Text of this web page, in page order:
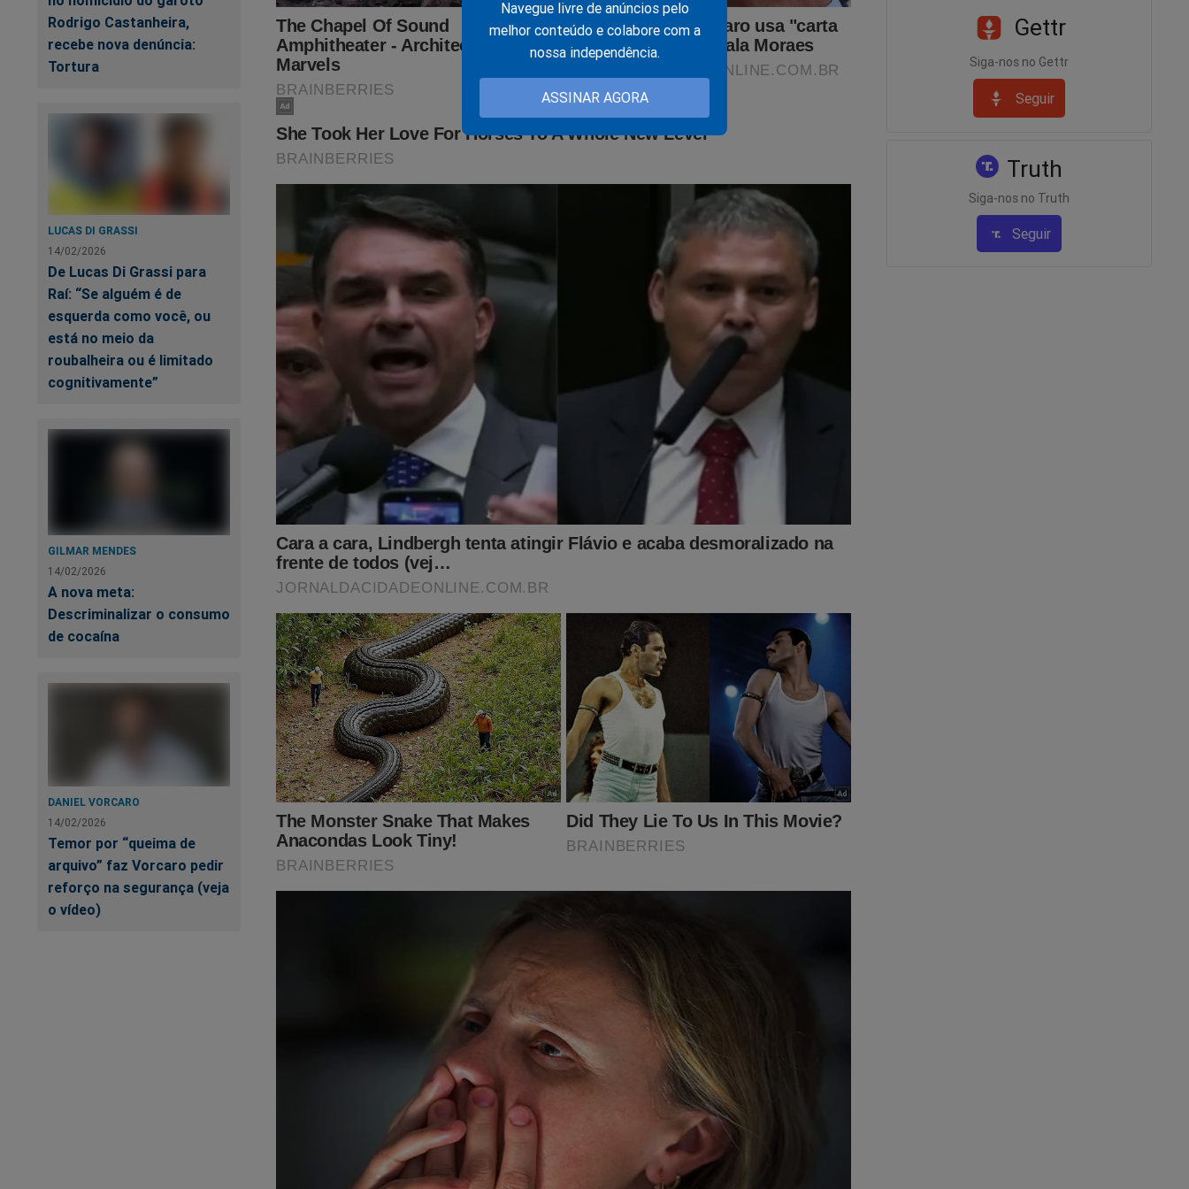
Navegue livre de anúncios pelo
melhor conteúdo e colabore com a
nossa independência.
ASSINAR AGORA
Rodrigo Castanheira,
recebe nova denúncia:
Tortura
LUCAS DI GRASSI
14/02/2026
De Lucas Di Grassi para
Raí: “Se alguém é de
esquerda como você, ou
está no meio da
roubalheira ou é limitado
cognitivamente”
GILMAR MENDES
14/02/2026
A nova meta:
Descriminalizar o consumo
de cocaína
DANIEL VORCARO
14/02/2026
Temor por “queima de
arquivo” faz Vorcaro pedir
reforço na segurança (veja
o vídeo)
Gettr
Siga-nos no Gettr
Seguir
Truth
Siga-nos no Truth
Seguir